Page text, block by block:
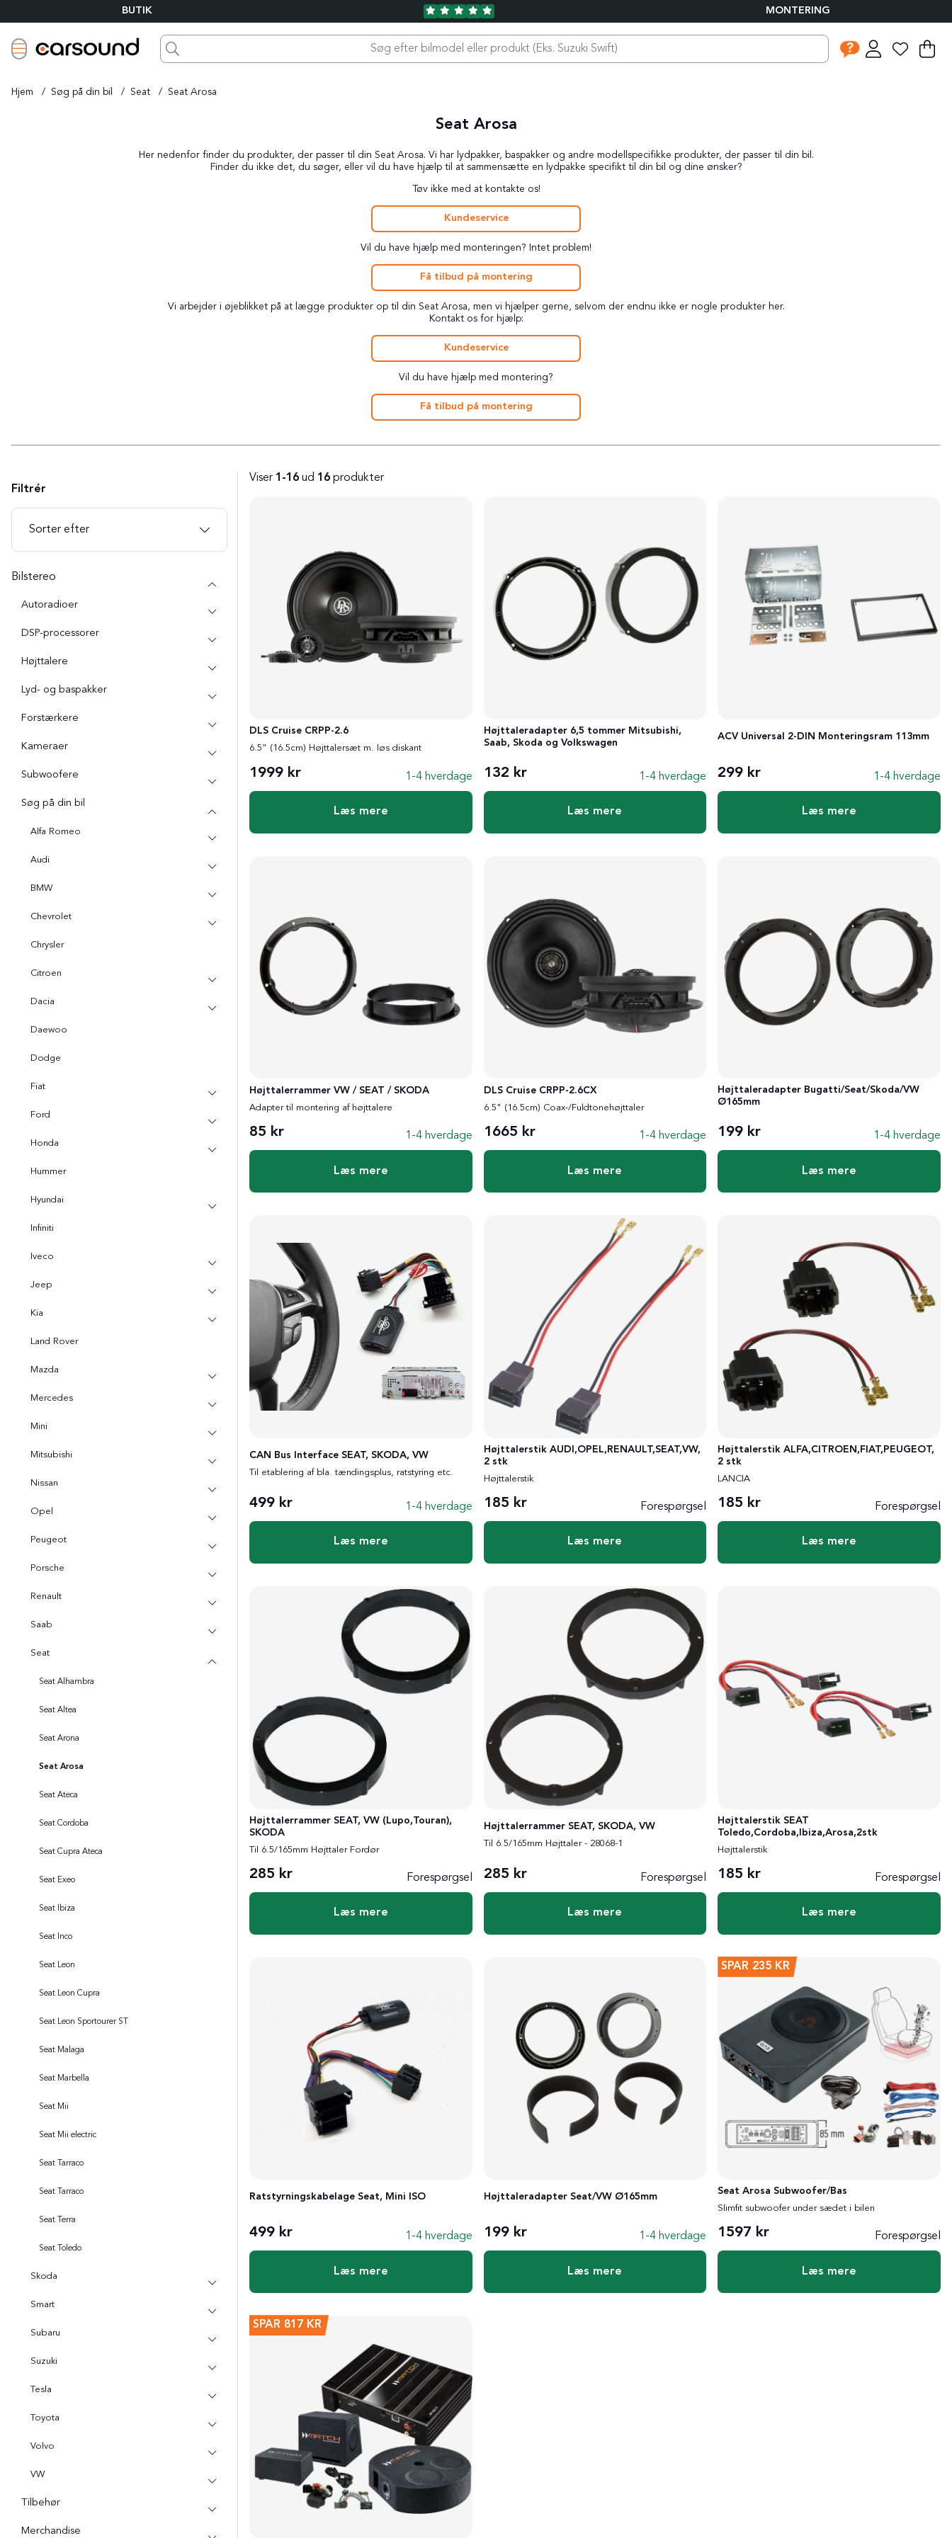
BUTIK MONTERING
.
Hjem Søg på din bil Seat Seat Arosa
Seat Arosa
Her nedenfor finder du produkter, der passer til din Seat Arosa. Vi har lydpakker, baspakker og andre modellspecifikke produkter, der passer til din bil.
Finder du ikke det, du søger, eller vil du have hjælp til at sammensætte en lydpakke specifikt til din bil og dine ønsker?
Tøv ikke med at kontakte os!
Kundeservice
Vil du have hjælp med monteringen? Intet problem!
Få tilbud på montering
Vi arbejder i øjeblikket på at lægge produkter op til din Seat Arosa, men vi hjælper gerne, selvom der endnu ikke er nogle produkter her.
Kontakt os for hjælp:
Kundeservice
Vil du have hjælp med montering?
Få tilbud på montering
Filtrér
Sorter efter
Bilstereo
Autoradioer
DSP-processorer
Højttalere
Lyd- og baspakker
Forstærkere
Kameraer
Subwoofere
Søg på din bil
Alfa Romeo
Audi
BMW
Chevrolet
Chrysler
Citroen
Dacia
Daewoo
Dodge
Fiat
Ford
Honda
Hummer
Hyundai
Infiniti
Iveco
Jeep
Kia
Land Rover
Mazda
Mercedes
Mini
Mitsubishi
Nissan
Opel
Peugeot
Porsche
Renault
Saab
Seat
Seat Alhambra
Seat Altea
Seat Arona
Seat Arosa
Seat Ateca
Seat Cordoba
Seat Cupra Ateca
Seat Exeo
Seat Ibiza
Seat Inco
Seat Leon
Seat Leon Cupra
Seat Leon Sportourer ST
Seat Malaga
Seat Marbella
Seat Mii
Seat Mii electric
Seat Tarraco
Seat Tarraco
Seat Terra
Seat Toledo
Skoda
Smart
Subaru
Suzuki
Tesla
Toyota
Volvo
VW
Tilbehør
Merchandise
Viser 1-16 ud 16 produkter
DLS Cruise CRPP-2.6
6.5” (16.5cm) Højttalersæt m. løs diskant
1999 kr 1-4 hverdage
Læs mere
Højttaleradapter 6,5 tommer Mitsubishi,
Saab, Skoda og Volkswagen
132 kr 1-4 hverdage
Læs mere
ACV Universal 2-DIN Monteringsram 113mm
299 kr 1-4 hverdage
Læs mere
Højttalerrammer VW / SEAT / SKODA
Adapter til montering af højttalere
85 kr 1-4 hverdage
Læs mere
DLS Cruise CRPP-2.6CX
6.5" (16.5cm) Coax-/Fuldtonehøjttaler
1665 kr 1-4 hverdage
Læs mere
Højttaleradapter Bugatti/Seat/Skoda/VW
Ø165mm
199 kr 1-4 hverdage
Læs mere
CAN Bus Interface SEAT, SKODA, VW
Til etablering af bla. tændingsplus, ratstyring etc.
499 kr 1-4 hverdage
Læs mere
Højttalerstik AUDI,OPEL,RENAULT,SEAT,VW,
2 stk
Højttalerstik
185 kr Forespørgsel
Læs mere
Højttalerstik ALFA,CITROEN,FIAT,PEUGEOT,
2 stk
LANCIA
185 kr Forespørgsel
Læs mere
Højttalerrammer SEAT, VW (Lupo,Touran),
SKODA
Til 6.5/165mm Højttaler Fordør
285 kr Forespørgsel
Læs mere
Højttalerrammer SEAT, SKODA, VW
Til 6.5/165mm Højttaler - 28068-1
285 kr Forespørgsel
Læs mere
Højttalerstik SEAT
Toledo,Cordoba,Ibiza,Arosa,2stk
Højttalerstik
185 kr Forespørgsel
Læs mere
Ratstyrningskabelage Seat, Mini ISO
499 kr 1-4 hverdage
Læs mere
Højttaleradapter Seat/VW Ø165mm
199 kr 1-4 hverdage
Læs mere
SPAR 235 KR
Seat Arosa Subwoofer/Bas
Slimfit subwoofer under sædet i bilen
1597 kr Forespørgsel
Læs mere
SPAR 817 KR